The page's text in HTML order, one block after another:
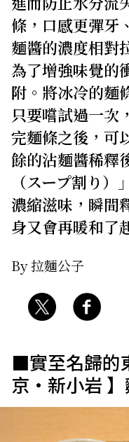
關於我們
條，口感更彈牙
麵醬的濃度相對
為了增強味覺的
附。將冰冷的麵
只要嚐試過一次
完麵條之後，可
餘的沾麵醬稀釋
（スープ割り
濃縮滋味，瞬間
身又會再暖和了
By 拉麵公子
■實至名歸的
京・新小岩